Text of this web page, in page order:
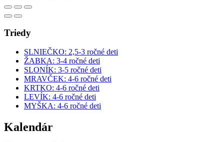
Triedy
SLNIEČKO: 2,5-3 ročné deti
ŽABKA: 3-4 ročné deti
SLONÍK: 3-5 ročné deti
MRAVČEK: 4-6 ročné deti
KRTKO: 4-6 ročné deti
LEVÍK: 4-6 ročné deti
MYŠKA: 4-6 ročné deti
Kalendár